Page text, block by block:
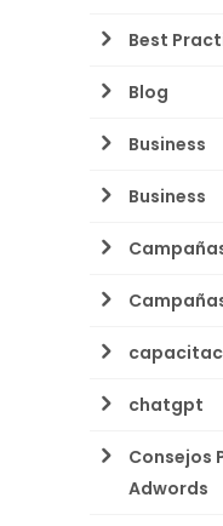
Best
Blog
Business
Business
chatgpt
Consejos
Adwords